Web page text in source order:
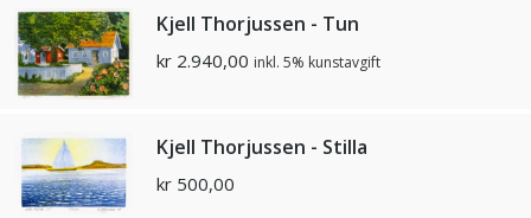
Kjell Thorjussen - Tun
kr 2.940,00 inkl. 5% kunstavgift
Kjell Thorjussen - Stilla
kr 500,00